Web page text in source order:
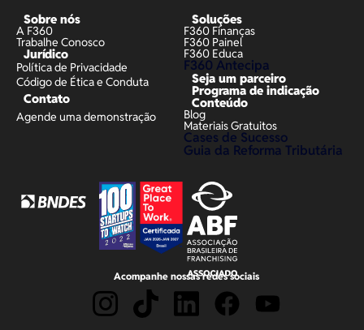
Sobre nós
A F360
Trabalhe Conosco
Jurídico
Política de Privacidade
Código de Ética e Conduta
Contato
Agende uma demonstração
Soluções
F360 Finanças
F360 Painel
F360 Educa
F360 Antecipa
Seja um parceiro
Programa de indicação
Conteúdo
Blog
Materiais Gratuitos
Cases de Sucesso
Guia da Reforma Tributária
Acompanhe nossas redes sociais